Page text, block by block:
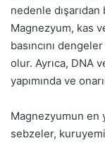
nedenle
Magnezyum, kas
basıncını
olur. Ayrıca, DNA
yapımında ve
Magnezyumun en
sebzeler,